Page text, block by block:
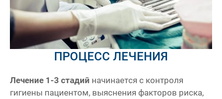
ПРОЦЕСС ЛЕЧЕНИЯ
Лечение 1-3 стадий начинается с контроля
гигиены пациентом, выяснения факторов риска,